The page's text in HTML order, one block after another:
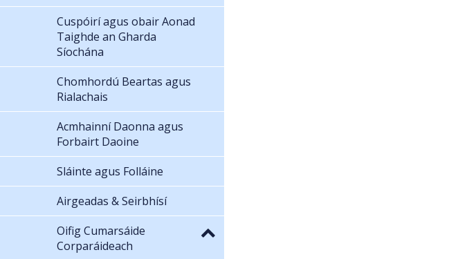
Cuspóirí agus obair Aonad
Taighde an Gharda
Síochána
Chomhordú Beartas agus
Rialachais
Acmhainní Daonna agus
Forbairt Daoine
Sláinte agus Folláine
Airgeadas & Seirbhísí
Oifig Cumarsáide
Corparáideach